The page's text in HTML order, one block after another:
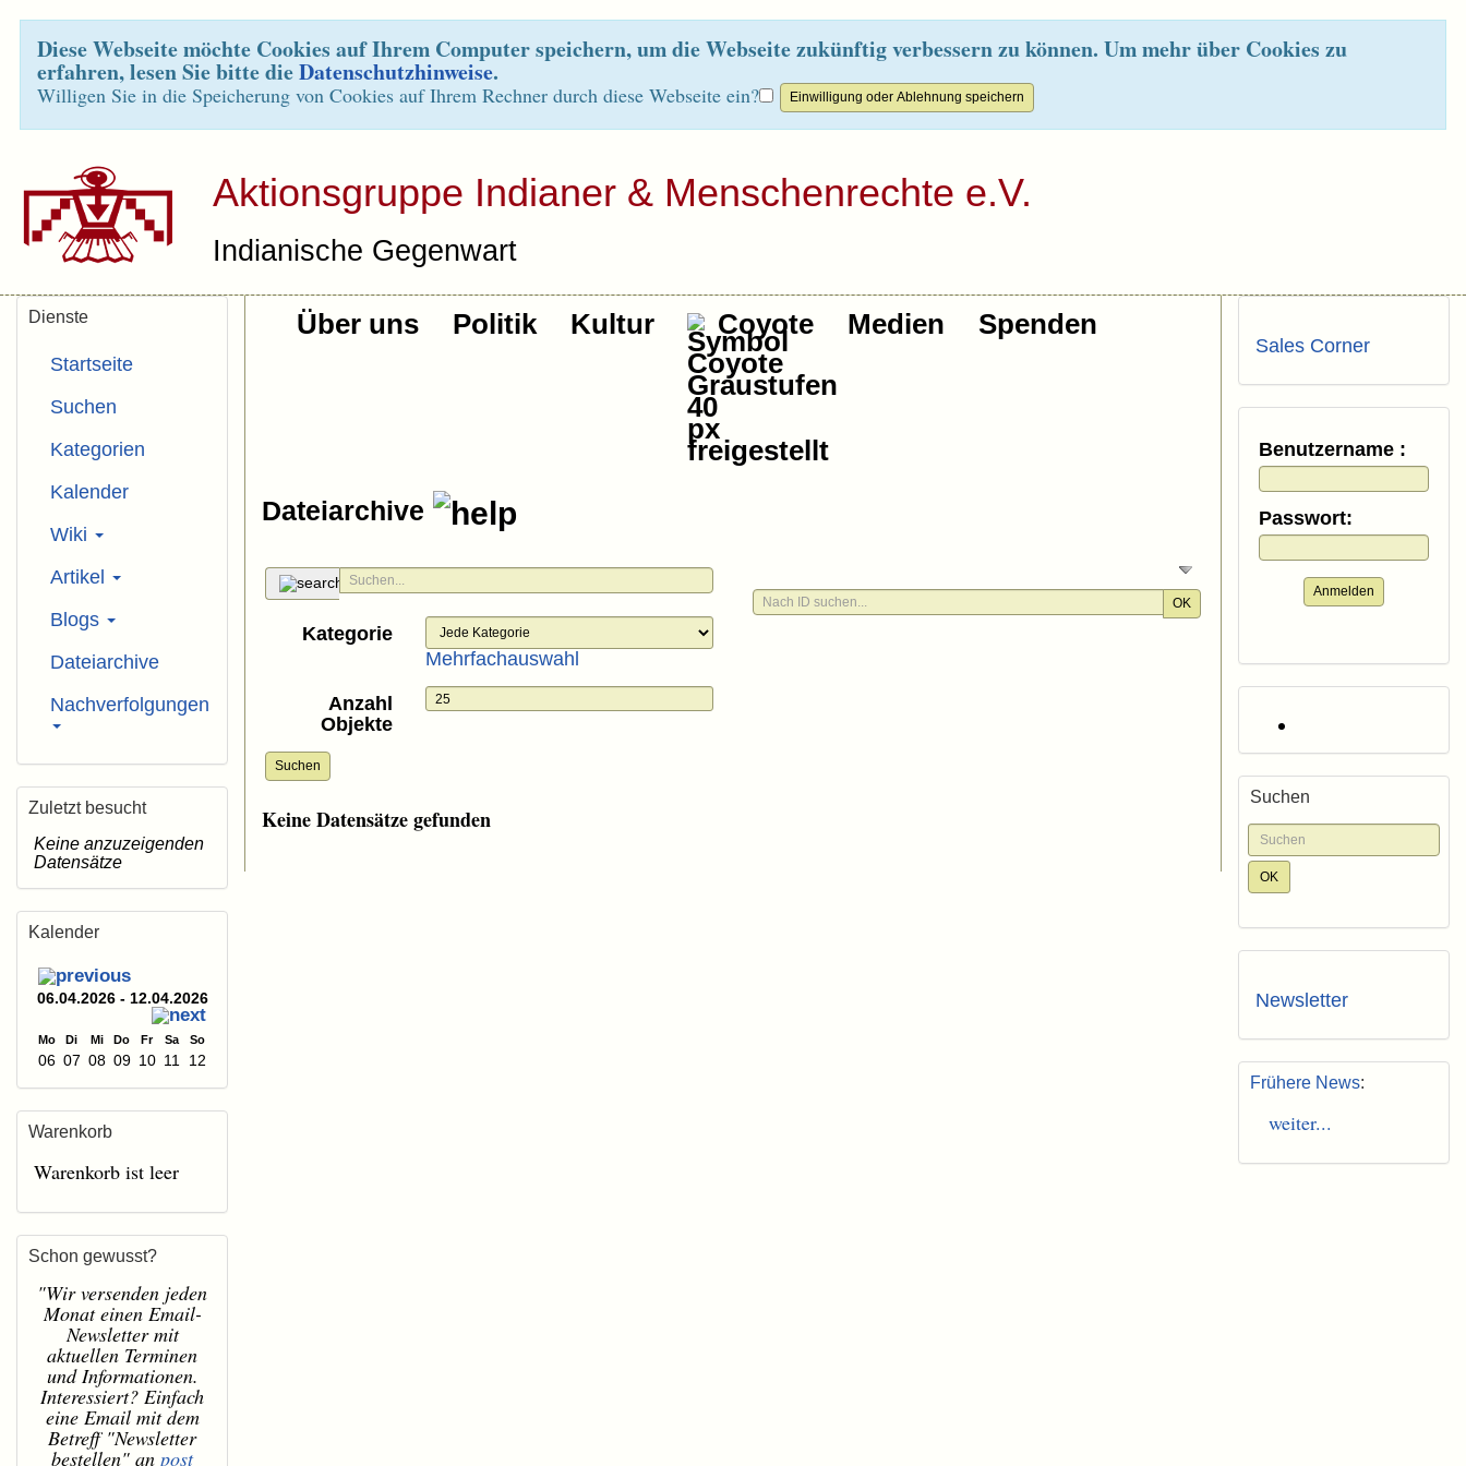
Diese Webseite möchte Cookies auf Ihrem Computer speichern, um die Webseite zukünftig verbessern zu können. Um mehr über Cookies zu
erfahren, lesen Sie bitte dieDatenschutzhinweise.
Willigen Sie in die Speicherung von Cookies auf Ihrem Rechner durch diese Webseite ein?
Aktionsgruppe Indianer & Menschenrechte e.V.
Indianische Gegenwart
Über uns Politik Kultur Coyote Medien Spenden
Dateiarchive
Kategorie
Mehrfachauswahl
Anzahl
Objekte
Suchen
OK
Keine Datensätze gefunden
Dienste
Startseite
Suchen
Kategorien
Kalender
Wiki
Artikel
Blogs
Dateiarchive
Nachverfolgungen
Zuletzt besucht
Keine anzuzeigenden
Datensätze
Kalender
06.04.2026 - 12.04.2026
Mo Di Mi Do Fr Sa So
06 07 08 09 10 11 12
Warenkorb
Warenkorb ist leer
Schon gewusst?
"Wir versenden jeden
Monat einen Email-
Newsletter mit
aktuellen Terminen
und Informationen.
Interessiert? Einfach
eine Email mit dem
Betreff "Newsletter
bestellen" an post
Sales Corner
Benutzername :
Passwort:
Anmelden
Suchen
Newsletter
Frühere News:
weiter...